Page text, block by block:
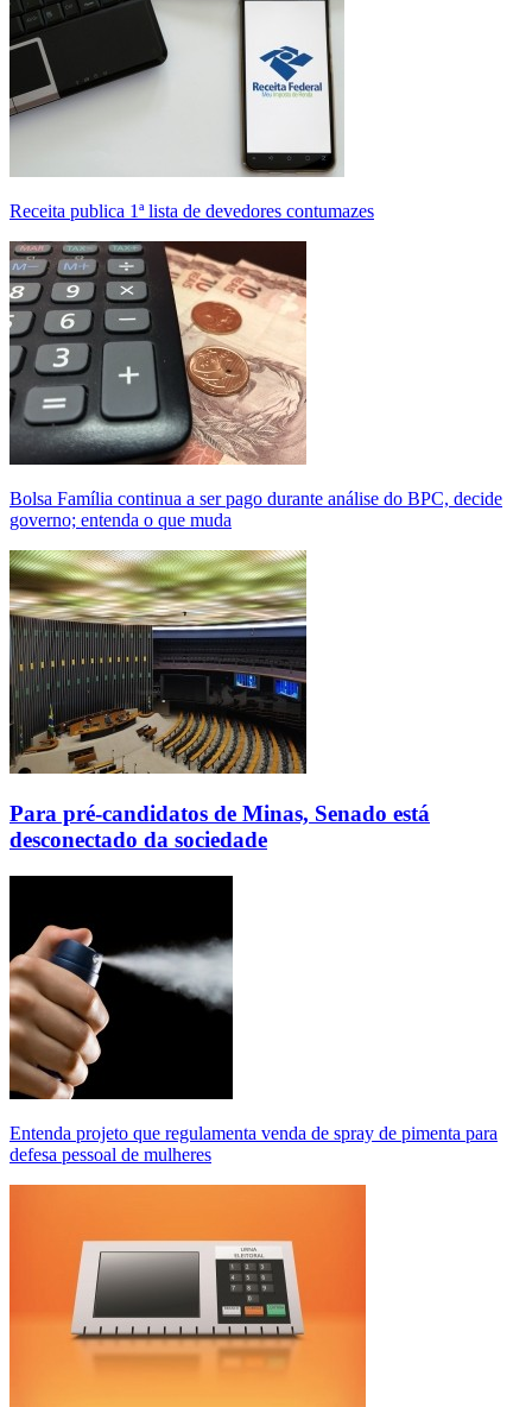
Receita publica 1ª lista de devedores contumazes
Bolsa Família continua a ser pago durante análise do BPC, decide
governo; entenda o que muda
Para pré-candidatos de Minas, Senado está
desconectado da sociedade
Entenda projeto que regulamenta venda de spray de pimenta para
defesa pessoal de mulheres